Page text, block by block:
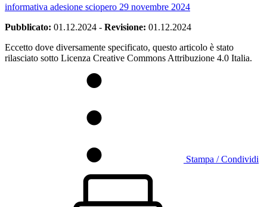
informativa adesione sciopero 29 novembre 2024
Pubblicato: 01.12.2024 - Revisione: 01.12.2024
Eccetto dove diversamente specificato, questo articolo è stato
rilasciato sotto Licenza Creative Commons Attribuzione 4.0 Italia.
Stampa / Condividi